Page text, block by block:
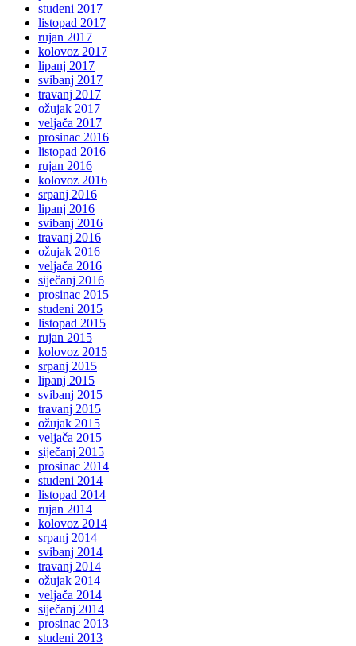
studeni 2017
listopad 2017
rujan 2017
kolovoz 2017
lipanj 2017
svibanj 2017
travanj 2017
ožujak 2017
veljača 2017
prosinac 2016
listopad 2016
rujan 2016
kolovoz 2016
srpanj 2016
lipanj 2016
svibanj 2016
travanj 2016
ožujak 2016
veljača 2016
siječanj 2016
prosinac 2015
studeni 2015
listopad 2015
rujan 2015
kolovoz 2015
srpanj 2015
lipanj 2015
svibanj 2015
travanj 2015
ožujak 2015
veljača 2015
siječanj 2015
prosinac 2014
studeni 2014
listopad 2014
rujan 2014
kolovoz 2014
srpanj 2014
svibanj 2014
travanj 2014
ožujak 2014
veljača 2014
siječanj 2014
prosinac 2013
studeni 2013